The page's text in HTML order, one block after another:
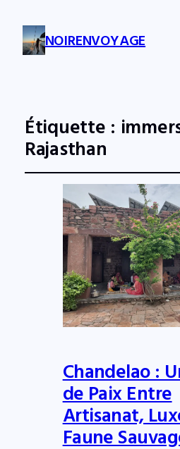
NOIRENVOYAGE
Étiquette :
Rajasthan
Chandelao :
de Paix Entre
Artisanat,
Faune